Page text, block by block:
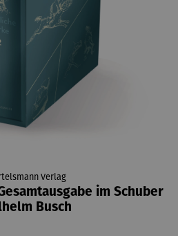
Verlag
im Schuber
Busch